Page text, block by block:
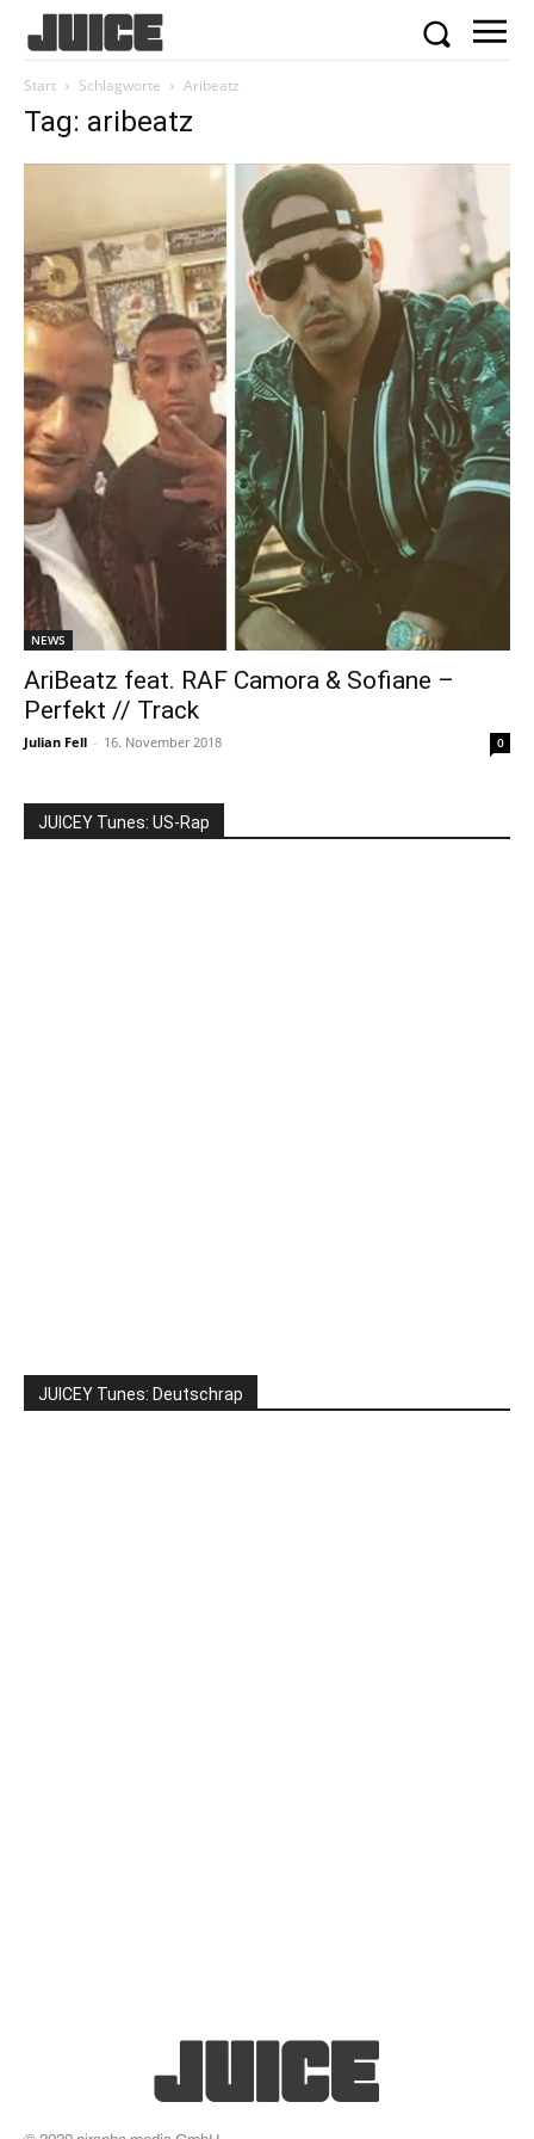
Start Schlagworte Aribeatz
Tag: aribeatz
NEWS
AriBeatz feat. RAF Camora & Sofiane –
Perfekt // Track
Julian Fell - 16. November 2018 0
JUICEY Tunes: US-Rap
JUICEY Tunes: Deutschrap